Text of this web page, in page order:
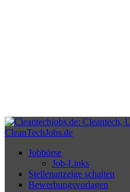
CleanTechJobs.de
Jobbörse
Job-Links
Stellenanzeige schalten
Bewerbungsvorlagen